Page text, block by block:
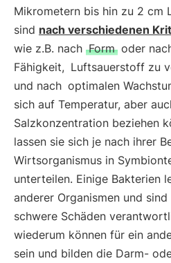
Mikrometern bis hin zu 2 cm
sind nach verschiedenen
wie z.B. nach Form oder
Fähigkeit, Luftsauerstoff zu
und nach optimalen
sich auf Temperatur, aber
Salzkonzentration beziehen
lassen sie sich je nach ihrer
Wirtsorganismus in
unterteilen. Einige Bakterien
anderer Organismen und
schwere Schäden
wiederum können für ein
sein und bilden die Darm-